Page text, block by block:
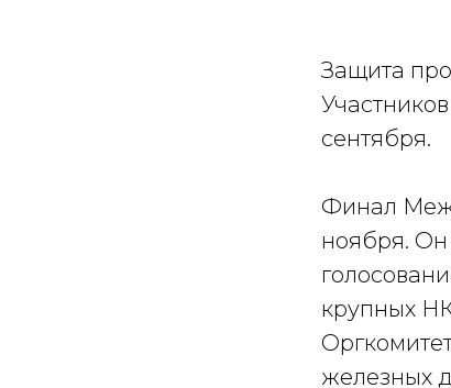
Защита
сентября.
Финал
ноября.
крупных
железных